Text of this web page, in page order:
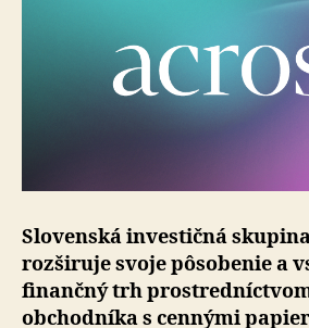
Slovenská investičná
rozširuje svoje pôsobenie a
finančný trh
obchodníka s cennými